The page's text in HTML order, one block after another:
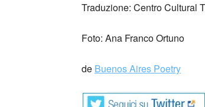
Traduzione: Centro Cultural
Foto: Ana Franco Ortuno
de Buenos Aires Poetry